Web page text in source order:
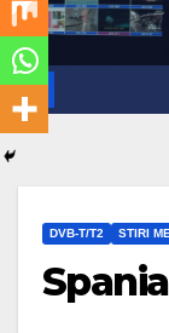
DVB-T/T2 STIRI